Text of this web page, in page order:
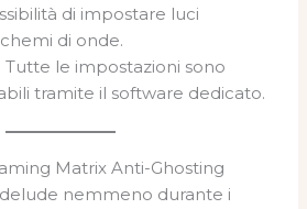
di impostare luci
di onde.
: Tutte le impostazioni sono
tramite il software dedicato.
Matrix Anti-Ghosting
nemmeno durante i